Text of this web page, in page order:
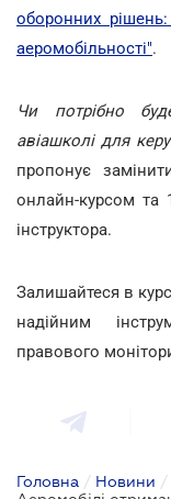
оборонних
аеромобільності".
Чи потрібно
авіашколі для
пропонує
онлайн-курсом та
інструктора.
Залишайтеся в
надійним
правового
Головна / Новини /